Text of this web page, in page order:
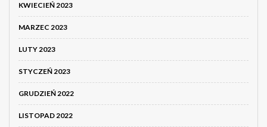
KWIECIEŃ 2023
MARZEC 2023
LUTY 2023
STYCZEŃ 2023
GRUDZIEŃ 2022
LISTOPAD 2022